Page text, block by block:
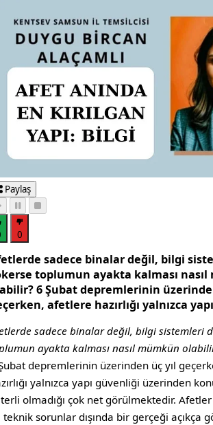
Paylaş
0
sadece binalar değil, bilgi
toplumun ayakta kalması
6 Şubat depremlerinin
afetlere hazırlığı yalnızca
sadece binalar değil, bilgi sistemleri
ayakta kalması nasıl mümkün
depremlerinin üzerinden üç yıl
yalnızca yapı güvenliği üzerinden
olmadığı çok net görülmektedir.
teknik sorunlar dışında bir gerçeği açıkça